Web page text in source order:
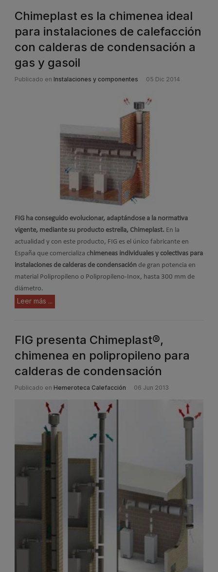
Chimeplast es la chimenea ideal
para instalaciones de calefacción
con calderas de condensación a
gas y gasoil
Publicado en Instalaciones y componentes 05 Dic 2014
FIG ha conseguido evolucionar, adaptándose a la normativa
vigente, mediante su producto estrella, Chimeplast. En la
actualidad y con este producto, FIG es el único fabricante en
España que comercializa c himeneas individuales y colectivas para
instalaciones de calderas de condensación de gran potencia en
material Polipropileno o Polipropileno-Inox, hasta 300 mm de
diámetro.
Leer más ...
FIG presenta Chimeplast®,
chimenea en polipropileno para
calderas de condensación
Publicado en Hemeroteca Calefacción 06 Jun 2013